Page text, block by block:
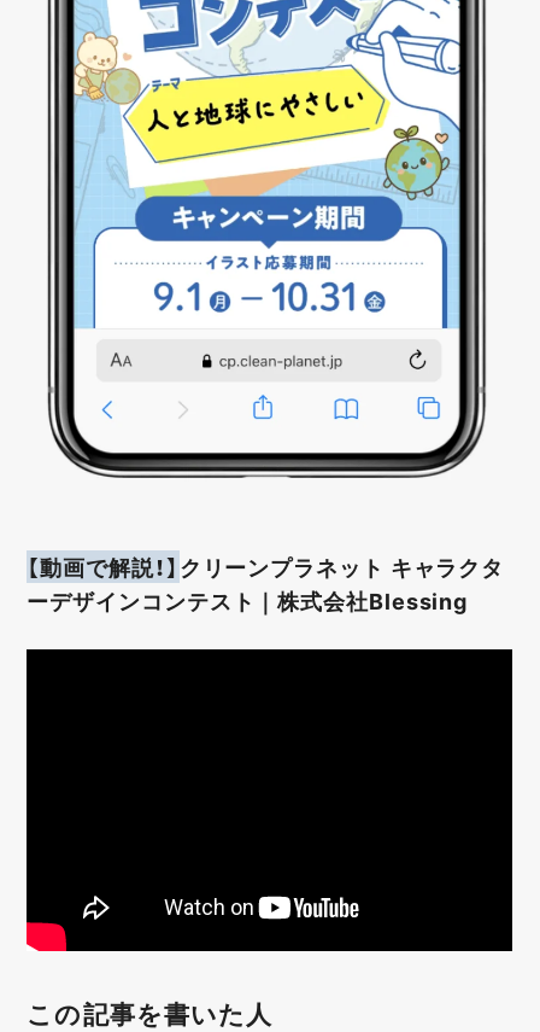
【動画で解説！】クリーンプラネット キャラクタ
ーデザインコンテスト｜株式会社Blessing
この記事を書いた人